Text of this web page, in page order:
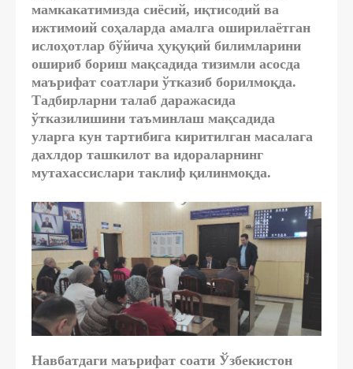
мамкакатимизда сиёсий, иқтисодий ва
ижтимоий соҳаларда амалга оширилаётган
ислоҳотлар бўйича ҳуқуқий билимларини
ошириб бориш мақсадида тизимли асосда
маърифат соатлари ўтказиб борилмоқда.
Тадбирларни талаб даражасида
ўтказилишини таъминлаш мақсадида
уларга кун тартибига киритилган масалага
дахлдор ташкилот ва идораларнинг
мутахассислари таклиф қилинмоқда.
Навбатдаги маърифат соати Ўзбекистон